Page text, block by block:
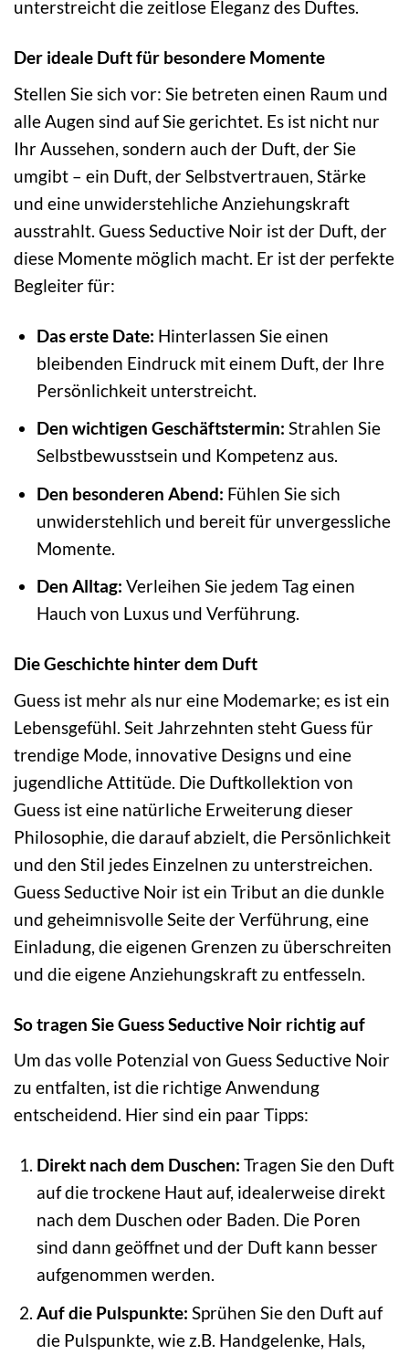
unterstreicht die zeitlose Eleganz des Duftes.
Der ideale Duft für besondere Momente
Stellen Sie sich vor: Sie betreten einen Raum und
alle Augen sind auf Sie gerichtet. Es ist nicht nur
Ihr Aussehen, sondern auch der Duft, der Sie
umgibt – ein Duft, der Selbstvertrauen, Stärke
und eine unwiderstehliche Anziehungskraft
ausstrahlt. Guess Seductive Noir ist der Duft, der
diese Momente möglich macht. Er ist der perfekte
Begleiter für:
Das erste Date: Hinterlassen Sie einen
bleibenden Eindruck mit einem Duft, der Ihre
Persönlichkeit unterstreicht.
Den wichtigen Geschäftstermin: Strahlen Sie
Selbstbewusstsein und Kompetenz aus.
Den besonderen Abend: Fühlen Sie sich
unwiderstehlich und bereit für unvergessliche
Momente.
Den Alltag: Verleihen Sie jedem Tag einen
Hauch von Luxus und Verführung.
Die Geschichte hinter dem Duft
Guess ist mehr als nur eine Modemarke; es ist ein
Lebensgefühl. Seit Jahrzehnten steht Guess für
trendige Mode, innovative Designs und eine
jugendliche Attitüde. Die Duftkollektion von
Guess ist eine natürliche Erweiterung dieser
Philosophie, die darauf abzielt, die Persönlichkeit
und den Stil jedes Einzelnen zu unterstreichen.
Guess Seductive Noir ist ein Tribut an die dunkle
und geheimnisvolle Seite der Verführung, eine
Einladung, die eigenen Grenzen zu überschreiten
und die eigene Anziehungskraft zu entfesseln.
So tragen Sie Guess Seductive Noir richtig auf
Um das volle Potenzial von Guess Seductive Noir
zu entfalten, ist die richtige Anwendung
entscheidend. Hier sind ein paar Tipps:
Direkt nach dem Duschen: Tragen Sie den Duft
auf die trockene Haut auf, idealerweise direkt
nach dem Duschen oder Baden. Die Poren
sind dann geöffnet und der Duft kann besser
aufgenommen werden.
Auf die Pulspunkte: Sprühen Sie den Duft auf
die Pulspunkte, wie z.B. Handgelenke, Hals,